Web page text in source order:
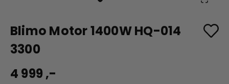
Blimo Motor 1400W HQ-014
3300
4 999 ,-